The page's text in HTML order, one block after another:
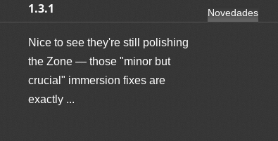
1.3.1
Nice to see they're still polishing
the Zone — those "minor but
crucial" immersion fixes are
exactly ...
Novedades